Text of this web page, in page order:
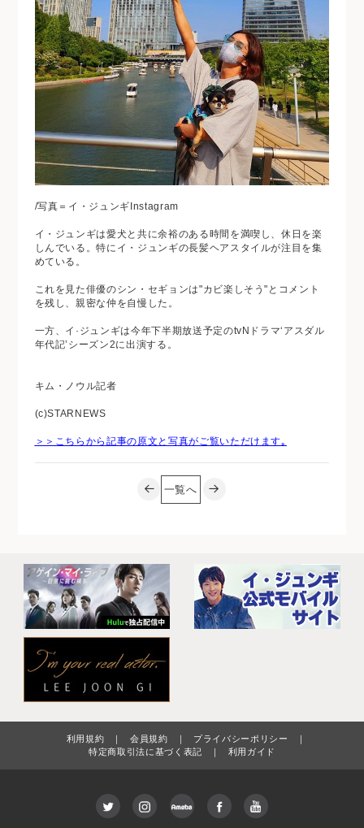
/写真＝イ・ジュンギInstagram
イ・ジュンギは愛犬と共に余裕のある時間を満喫し、休日を楽
しんでいる。特にイ・ジュンギの長髪ヘアスタイルが注目を集
めている。
これを見た俳優のシン・セギョンは"カビ楽しそう"とコメント
を残し、親密な仲を自慢した。
一方、イ·ジュンギは今年下半期放送予定のtvNドラマ‘アスダル
年代記’シーズン2に出演する。
キム・ノウル記者
(c)STARNEWS
＞＞こちらから記事の原文と写真がご覧いただけます｡
一覧へ
利用規約 ｜ 会員規約 ｜ プライバシーポリシー
｜
特定商取引法に基づく表記
｜ 利用ガイド